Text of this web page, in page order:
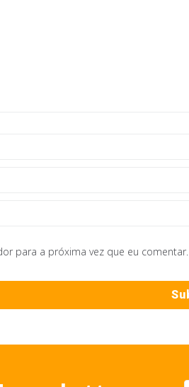
para a próxima vez que eu comentar.